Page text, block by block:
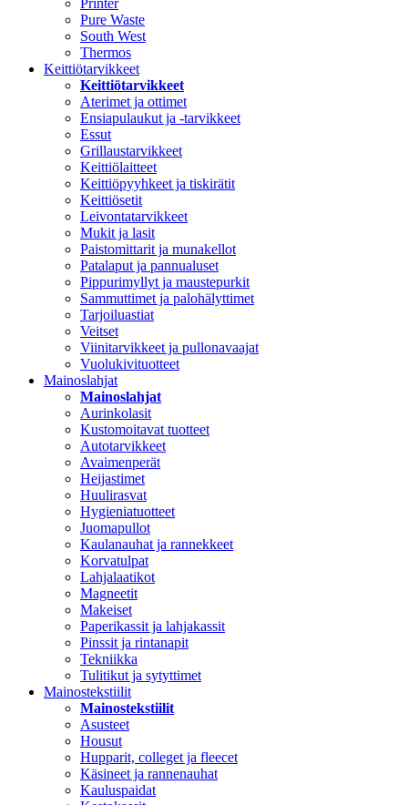
Printer
Pure Waste
South West
Thermos
Keittiötarvikkeet
Keittiötarvikkeet
Aterimet ja ottimet
Ensiapulaukut ja -tarvikkeet
Essut
Grillaustarvikkeet
Keittiölaitteet
Keittiöpyyhkeet ja tiskirätit
Keittiösetit
Leivontatarvikkeet
Mukit ja lasit
Paistomittarit ja munakellot
Patalaput ja pannualuset
Pippurimyllyt ja maustepurkit
Sammuttimet ja palohälyttimet
Tarjoiluastiat
Veitset
Viinitarvikkeet ja pullonavaajat
Vuolukivituotteet
Mainoslahjat
Mainoslahjat
Aurinkolasit
Kustomoitavat tuotteet
Autotarvikkeet
Avaimenperät
Heijastimet
Huulirasvat
Hygieniatuotteet
Juomapullot
Kaulanauhat ja rannekkeet
Korvatulpat
Lahjalaatikot
Magneetit
Makeiset
Paperikassit ja lahjakassit
Pinssit ja rintanapit
Tekniikka
Tulitikut ja sytyttimet
Mainostekstiilit
Mainostekstiilit
Asusteet
Housut
Hupparit, colleget ja fleecet
Käsineet ja rannenauhat
Kauluspaidat